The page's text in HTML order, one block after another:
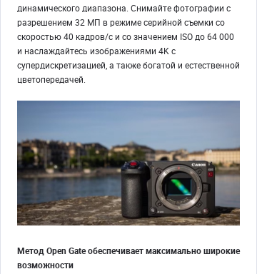
динамического диапазона. Снимайте фотографии с
разрешением 32 МП в режиме серийной съемки со
скоростью 40 кадров/с и со значением ISO до 64 000
и наслаждайтесь изображениями 4K с
супердискретизацией, а также богатой и естественной
цветопередачей.
Метод Open Gate обеспечивает максимально широкие
возможности